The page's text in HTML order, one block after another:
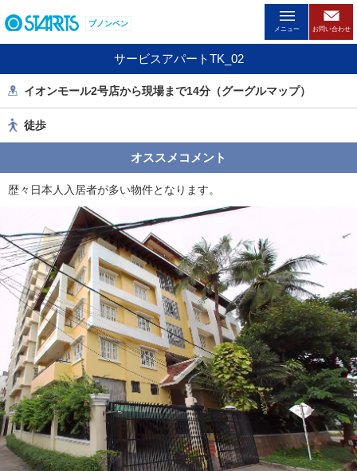
ー
ジ
移
す
め
ン
ク
で
す
ダ
情
報
に
移
動
プノンペン
メニュー お問い合わせ
サービスアパートTK_02
イオンモール2号店から現場まで14分（グーグルマップ）
徒歩
オススメコメント
歴々日本人入居者が多い物件となります。